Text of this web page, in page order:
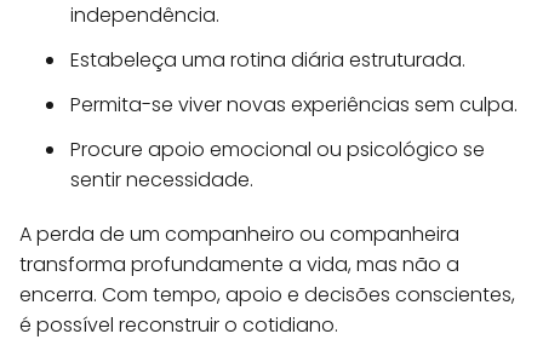
independência.
Estabeleça uma rotina diária estruturada.
Permita-se viver novas experiências sem culpa.
Procure apoio emocional ou psicológico se
sentir necessidade.
A perda de um companheiro ou companheira
transforma profundamente a vida, mas não a
encerra. Com tempo, apoio e decisões conscientes,
é possível reconstruir o cotidiano.